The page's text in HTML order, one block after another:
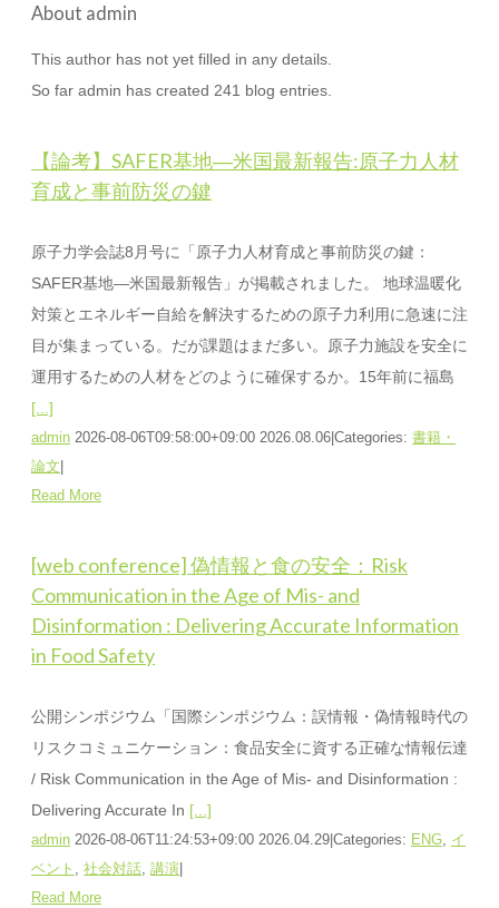
About admin
This author has not yet filled in any details.
So far admin has created 241 blog entries.
【論考】SAFER基地―米国最新報告:原子力人材
育成と事前防災の鍵
原子力学会誌8月号に「原子力人材育成と事前防災の鍵：
SAFER基地―米国最新報告」が掲載されました。 地球温暖化
対策とエネルギー自給を解決するための原子力利用に急速に注
目が集まっている。だが課題はまだ多い。原子力施設を安全に
運用するための人材をどのように確保するか。15年前に福島
[...]
admin 2026-08-06T09:58:00+09:00 2026.08.06 Categories: 書籍・
論文
Read More
[web conference] 偽情報と食の安全：Risk
Communication in the Age of Mis- and
Disinformation : Delivering Accurate Information
in Food Safety
公開シンポジウム「国際シンポジウム：誤情報・偽情報時代の
リスクコミュニケーション：食品安全に資する正確な情報伝達
/ Risk Communication in the Age of Mis- and Disinformation :
Delivering Accurate In [...]
admin 2026-08-06T11:24:53+09:00 2026.04.29 Categories: ENG, イ
ベント , 社会対話, 講演
Read More